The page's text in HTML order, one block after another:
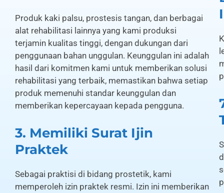
Produk kaki palsu, prostesis tangan, dan berbagai
alat rehabilitasi lainnya yang kami produksi
terjamin kualitas tinggi, dengan dukungan dari
penggunaan bahan unggulan. Keunggulan ini adalah
hasil dari komitmen kami untuk memberikan solusi
rehabilitasi yang terbaik, memastikan bahwa setiap
produk memenuhi standar keunggulan dan
memberikan kepercayaan kepada pengguna.
3. Memiliki Surat Ijin
Praktek
Sebagai praktisi di bidang prostetik, kami
memperoleh izin praktek resmi. Izin ini memberikan